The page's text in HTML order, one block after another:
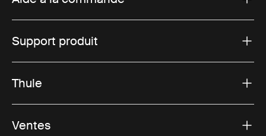
Support produit
Thule
Ventes